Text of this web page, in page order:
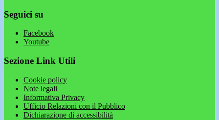
Seguici su
Facebook
Youtube
Sezione Link Utili
Cookie policy
Note legali
Informativa Privacy
Ufficio Relazioni con il Pubblico
Dichiarazione di accessibilità